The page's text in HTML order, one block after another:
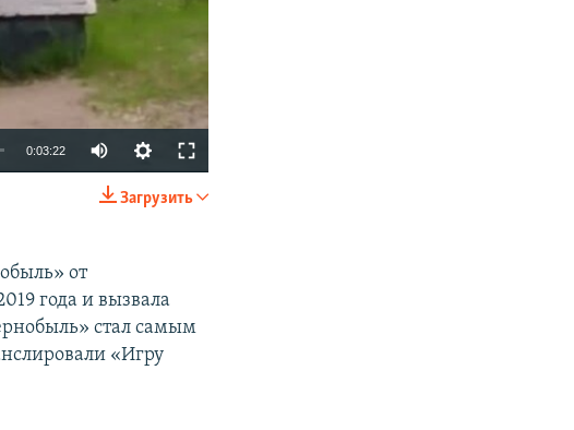
SHARE
0:03:22
Загрузить
от
года и вызвала
стал самым
«Игру